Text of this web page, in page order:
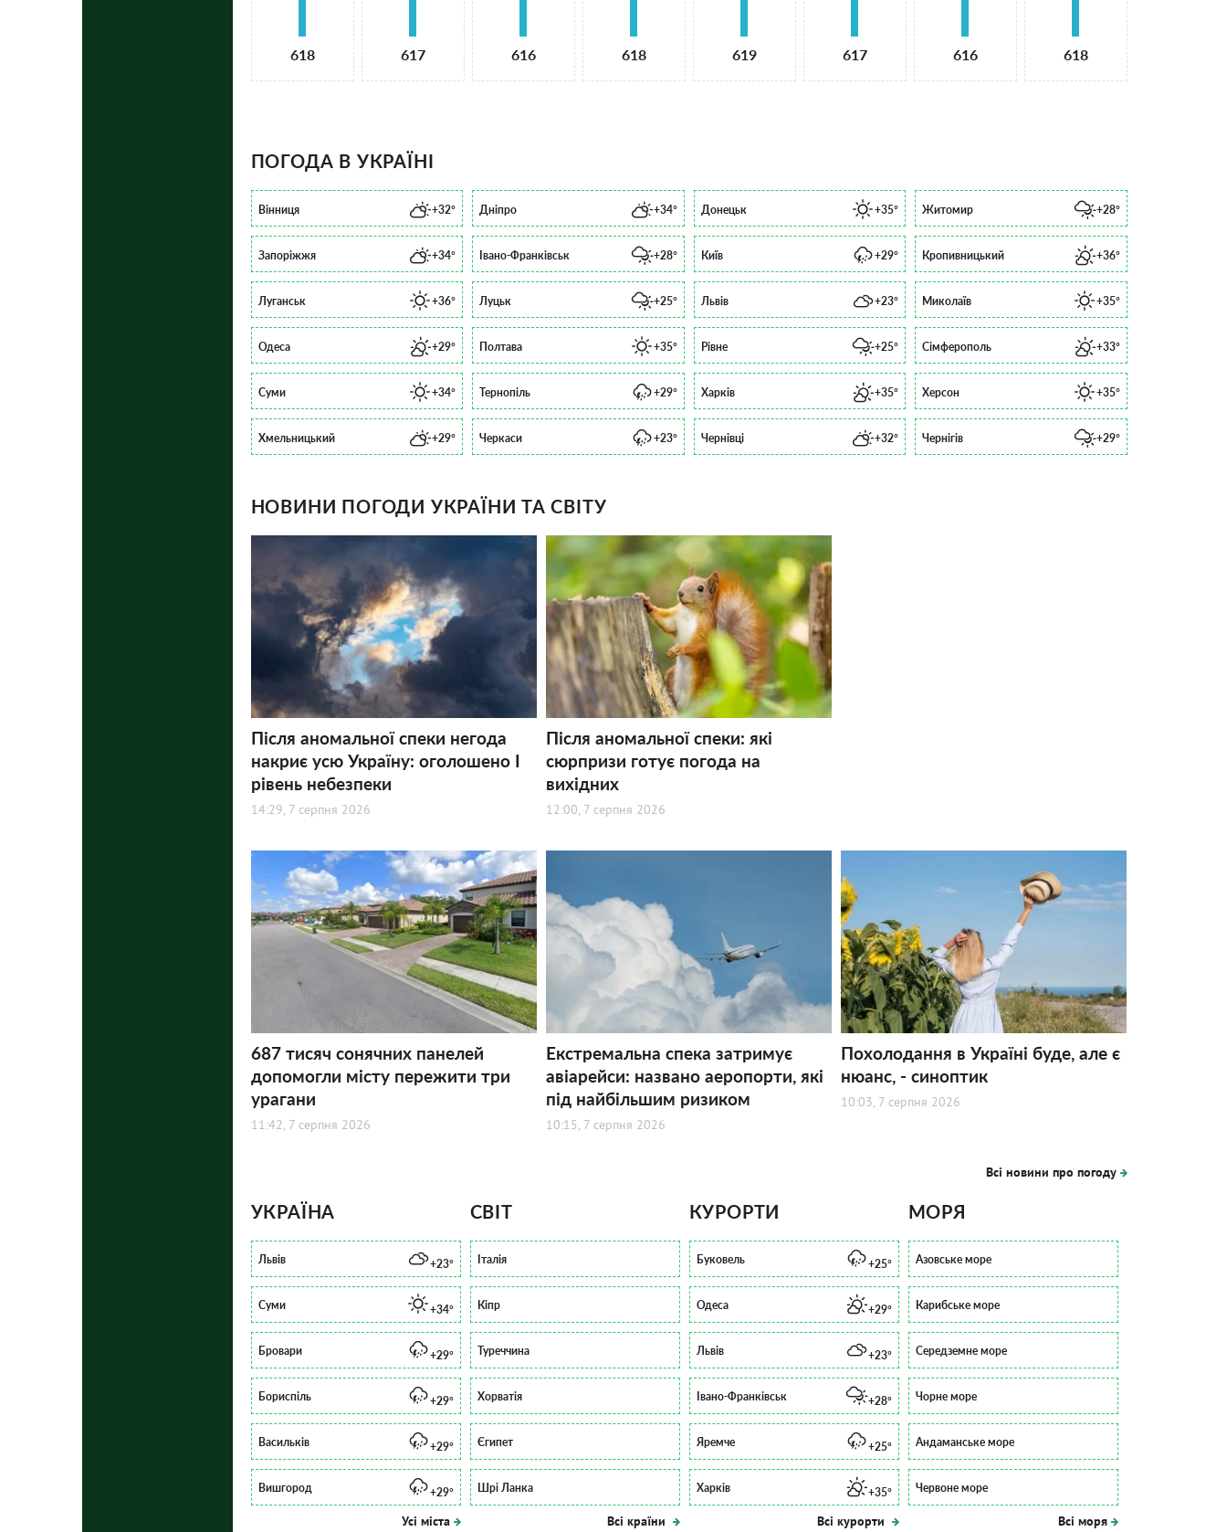
618 617 616 618 619 617 616 618
ПОГОДА В УКРАЇНІ
Вінниця +32° Дніпро +34° Донецьк +35° Житомир +28°
Запоріжжя +34° Івано-Франківськ +28° Київ +29° Кропивницький +36°
Луганськ +36° Луцьк +25° Львів +23° Миколаїв +35°
Одеса +29° Полтава +35° Рівне +25° Сімферополь +33°
Суми +34° Тернопіль +29° Харків +35° Херсон +35°
Хмельницький +29° Черкаси +23° Чернівці +32° Чернігів +29°
НОВИНИ ПОГОДИ УКРАЇНИ ТА СВІТУ
Після аномальної спеки негода
накриє усю Україну: оголошено І
рівень небезпеки
14:29, 7 серпня 2026
Після аномальної спеки: які
сюрпризи готує погода на
вихідних
12:00, 7 серпня 2026
687 тисяч сонячних панелей
допомогли місту пережити три
урагани
11:42, 7 серпня 2026
Екстремальна спека затримує
авіарейси: названо аеропорти, які
під найбільшим ризиком
10:15, 7 серпня 2026
Похолодання в Україні буде, але є
нюанс, - синоптик
10:03, 7 серпня 2026
Всі новини про погоду
УКРАЇНА
Львів +23°
Суми +34°
Бровари +29°
Бориспіль +29°
Васильків +29°
Вишгород +29°
Усі міста
СВІТ
Італія
Кіпр
Туреччина
Хорватія
Єгипет
Шрі Ланка
Всі країни
КУРОРТИ
Буковель +25°
Одеса +29°
Львів +23°
Івано-Франківськ +28°
Яремче +25°
Харків +35°
Всі курорти
МОРЯ
Азовське море
Карибське море
Середземне море
Чорне море
Андаманське море
Червоне море
Всі моря